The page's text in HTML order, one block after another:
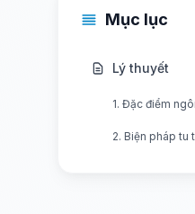
Mục lục
Lý thuyết
1. Đặc điểm
2. Biện pháp tu